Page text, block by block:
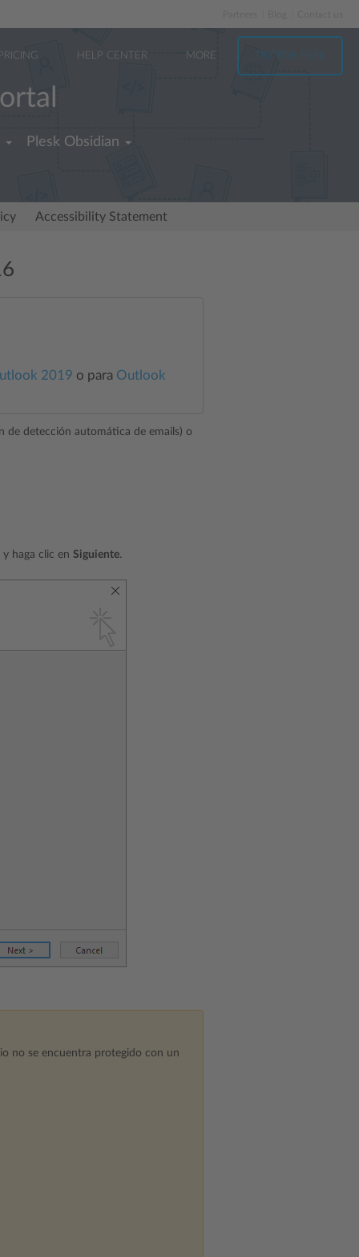
Partners
HELP CENTER MORE TRY FOR FREE
Plesk Obsidian
Accessibility Statement
2019 o para Outlook
detección automática de emails) o
haga clic en Siguiente.
no se encuentra protegido con un